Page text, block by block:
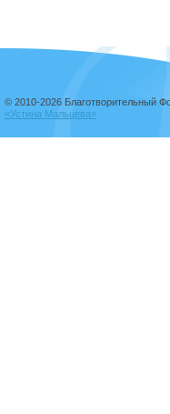
© 2010-2026 Благотворительный
«Устина Мальцева»